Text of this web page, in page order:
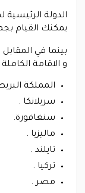
الدولة الرئيسية
يمكنك القيام
بينما في
و الاقامة
المملكة
سريلانكا .
سنغافورة.
ماليزيا .
تايلند .
تركيا .
مصر .